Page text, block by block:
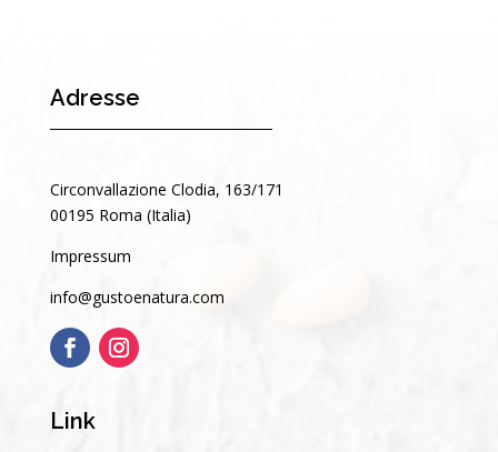
Adresse
Circonvallazione Clodia, 163/171
00195 Roma (Italia)
Impressum
info@gustoenatura.com
Link